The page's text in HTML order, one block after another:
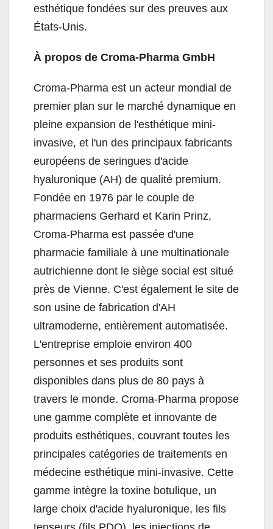
esthétique fondées sur des preuves aux
États-Unis.
À propos de Croma-Pharma GmbH
Croma-Pharma est un acteur mondial de
premier plan sur le marché dynamique en
pleine expansion de l'esthétique mini-
invasive, et l'un des principaux fabricants
européens de seringues d'acide
hyaluronique (AH) de qualité premium.
Fondée en 1976 par le couple de
pharmaciens Gerhard et Karin Prinz,
Croma-Pharma est passée d'une
pharmacie familiale à une multinationale
autrichienne dont le siège social est situé
près de Vienne. C'est également le site de
son usine de fabrication d'AH
ultramoderne, entièrement automatisée.
L'entreprise emploie environ 400
personnes et ses produits sont
disponibles dans plus de 80 pays à
travers le monde. Croma-Pharma propose
une gamme complète et innovante de
produits esthétiques, couvrant toutes les
principales catégories de traitements en
médecine esthétique mini-invasive. Cette
gamme intègre la toxine botulique, un
large choix d'acide hyaluronique, les fils